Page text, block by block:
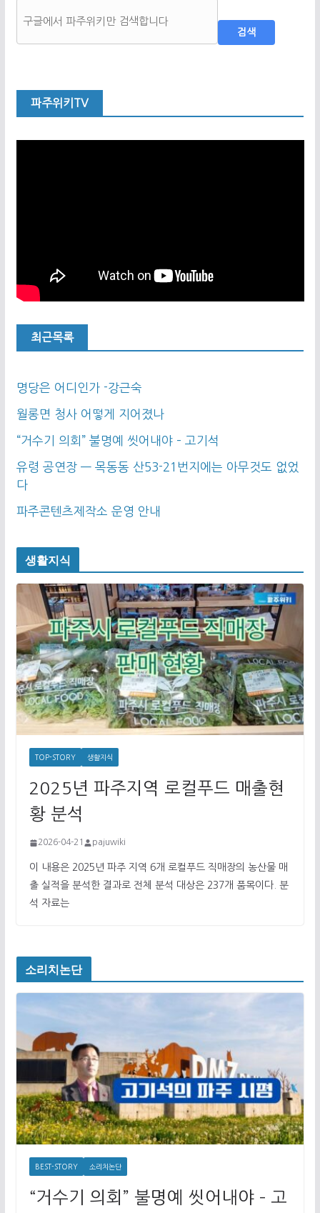
검색
파주위키TV
최근목록
명당은 어디인가 -강근숙
월롱면 청사 어떻게 지어졌나
“거수기 의회” 불명예 씻어내야 – 고기석
유령 공연장 — 목동동 산53-21번지에는 아무것도 없었
다
파주콘텐츠제작소 운영 안내
생활지식
TOP-STORY 생활지식
2025년 파주지역 로컬푸드 매출현
황 분석
2026-04-21 pajuwiki
이 내용은 2025년 파주 지역 6개 로컬푸드 직매장의 농산물 매
출 실적을 분석한 결과로 전체 분석 대상은 237개 품목이다. 분
석 자료는
소리치논단
BEST-STORY 소리치논단
“거수기 의회” 불명예 씻어내야 – 고